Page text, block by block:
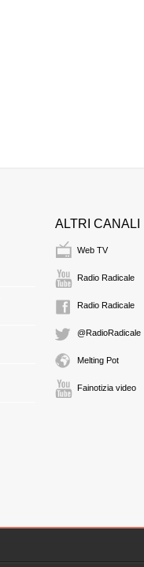
ALTRI CANALI
Web TV
Radio Radicale
Radio Radicale
@RadioRadicale
Melting Pot
Fainotizia video